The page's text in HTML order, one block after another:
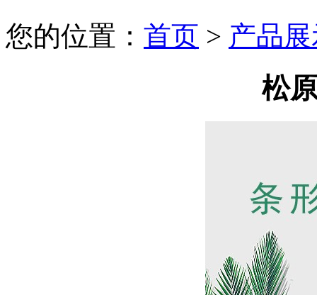
您的位置： 首页 > 产品
松